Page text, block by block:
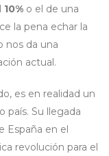
10% o el de una
la pena echar la
nos da una
actual.
es en realidad un
Su llegada
España en el
revolución para el